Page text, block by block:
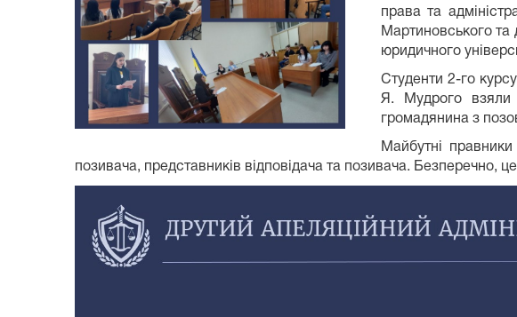
права та
Мартиновського та
юридичного
Студенти 2-го курсу
Я. Мудрого взяли
громадянина з
Майбутні
позивача, представників відповідача та позивача. Безперечно,